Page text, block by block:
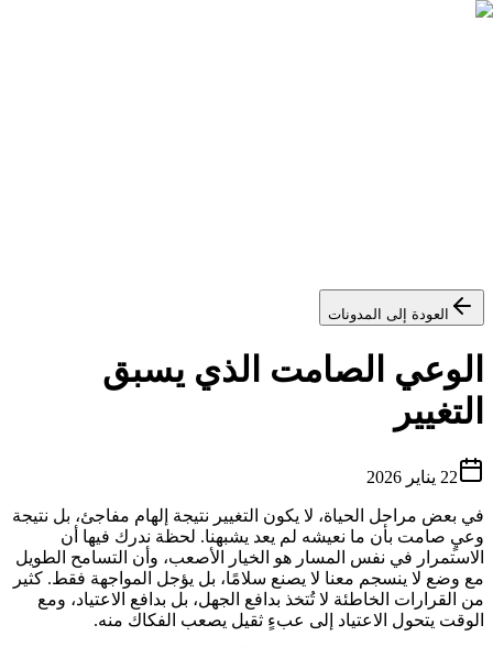
العودة إلى المدونات
الوعي الصامت الذي يسبق
التغيير
22 يناير 2026
في بعض مراحل الحياة، لا يكون التغيير نتيجة إلهام مفاجئ، بل نتيجة
وعيٍ صامت بأن ما نعيشه لم يعد يشبهنا. لحظة ندرك فيها أن
الاستمرار في نفس المسار هو الخيار الأصعب، وأن التسامح الطويل
مع وضع لا ينسجم معنا لا يصنع سلامًا، بل يؤجل المواجهة فقط. كثير
من القرارات الخاطئة لا تُتخذ بدافع الجهل، بل بدافع الاعتياد، ومع
الوقت يتحول الاعتياد إلى عبءٍ ثقيل يصعب الفكاك منه.